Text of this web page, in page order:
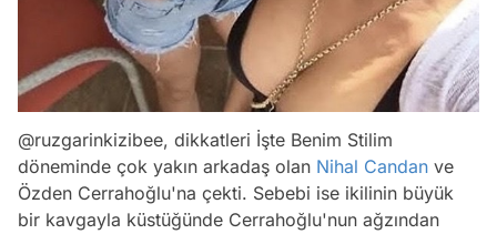
@ruzgarinkizibee, dikkatleri İşte Benim Stilim
döneminde çok yakın arkadaş olan Nihal Candan ve
Özden Cerrahoğlu'na çekti. Sebebi ise ikilinin büyük
bir kavgayla küstüğünde Cerrahoğlu'nun ağzından